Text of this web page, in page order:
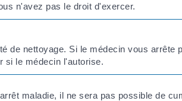
n'avez pas le droit d'exercer.
de nettoyage. Si le médecin vous arrête
si le médecin l'autorise.
maladie, il ne sera pas possible de